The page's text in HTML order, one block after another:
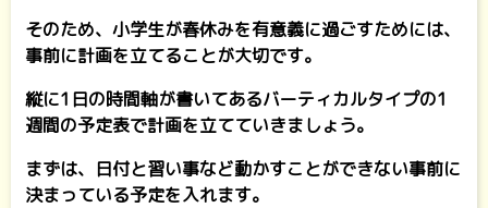
そのため、小学生が春休みを有意義に過ごすためには、
事前に計画を立てることが大切です。
縦に1日の時間軸が書いてあるバーティカルタイプの1
週間の予定表で計画を立てていきましょう。
まずは、日付と習い事など動かすことができない事前に
決まっている予定を入れます。